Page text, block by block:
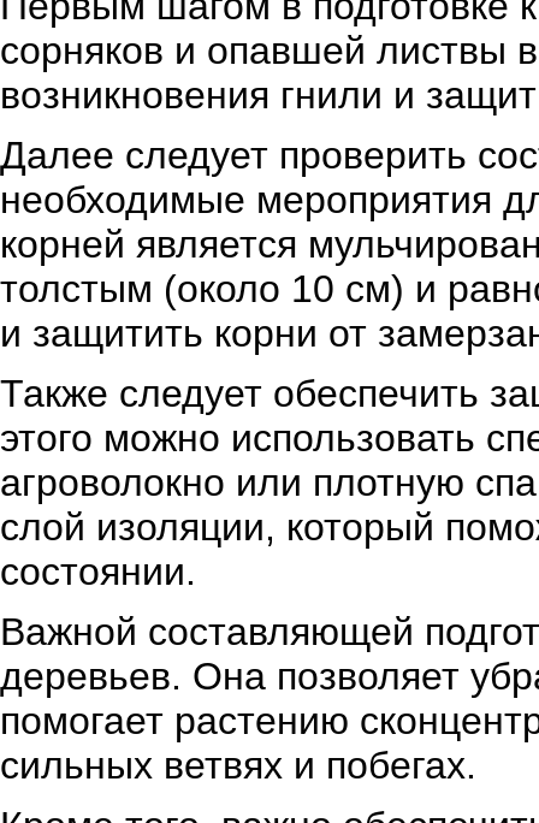
сорняков и опавшей листвы
возникновения гнили и
Далее следует проверить
необходимые мероприятия
корней является
толстым (около 10 см) и
и защитить корни от
Также следует обеспечить
этого можно использовать
агроволокно или плотную
слой изоляции, который
состоянии.
Важной составляющей
деревьев. Она позволяет
помогает растению
сильных ветвях и побегах.